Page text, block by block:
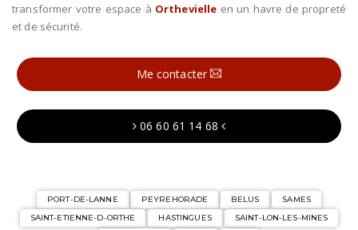
transformer votre espace à Orthevielle en un havre de propreté
et de sécurité.
Me contacter
06 60 61 14 68
PORT-DE-LANNE PEYREHORADE BELUS
SAMES
SAINT-ETIENNE-D-ORTHE
HASTINGUES
SAINT-LON-LES-MINES